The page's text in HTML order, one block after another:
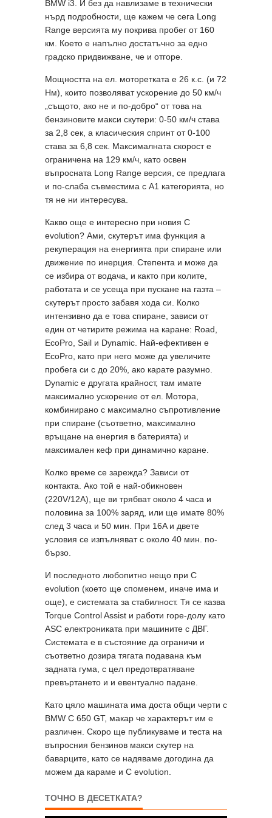
BMW i3. И без да навлизаме в технически
нърд подробности, ще кажем че сега Long
Range версията му покрива пробег от 160
км. Което е напълно достатъчно за едно
градско придвижване, че и отгоре.
Мощността на ел. моторетката е 26 к.с. (и 72
Нм), които позволяват ускорение до 50 км/ч
„същото, ако не и по-добро“ от това на
бензиновите макси скутери: 0-50 км/ч става
за 2,8 сек, а класическия спринт от 0-100
става за 6,8 сек. Максималната скорост е
ограничена на 129 км/ч, като освен
въпросната Long Range версия, се предлага
и по-слаба съвместима с A1 категорията, но
тя не ни интересува.
Какво още е интересно при новия C
evolution? Ами, скутерът има функция а
рекуперация на енергията при спиране или
движение по инерция. Степента и може да
се избира от водача, и както при колите,
работата и се усеща при пускане на газта –
скутерът просто забавя хода си. Колко
интензивно да е това спиране, зависи от
един от четирите режима на каране: Road,
EcoPro, Sail и Dynamic. Най-ефективен е
EcoPro, като при него може да увеличите
пробега си с до 20%, ако карате разумно.
Dynamic е другата крайност, там имате
максимално ускорение от ел. Мотора,
комбинирано с максимално съпротивление
при спиране (съответно, максимално
връщане на енергия в батерията) и
максимален кеф при динамично каране.
Колко време се зарежда? Зависи от
контакта. Ако той е най-обикновен
(220V/12A), ще ви трябват около 4 часа и
половина за 100% заряд, или ще имате 80%
след 3 часа и 50 мин. При 16A и двете
условия се изпълняват с около 40 мин. по-
бързо.
И последното любопитно нещо при C
evolution (което ще споменем, иначе има и
още), е системата за стабилност. Тя се казва
Torque Control Assist и работи горе-долу като
ASC електрониката при машините с ДВГ.
Системата е в състояние да ограничи и
съответно дозира тягата подавана към
задната гума, с цел предотвратяване
превъртането и и евентуално падане.
Като цяло машината има доста общи черти с
BMW C 650 GT, макар че характерът им е
различен. Скоро ще публикуваме и теста на
въпросния бензинов макси скутер на
баварците, като се надяваме догодина да
можем да караме и C evolution.
ТОЧНО В ДЕСЕТКАТА?